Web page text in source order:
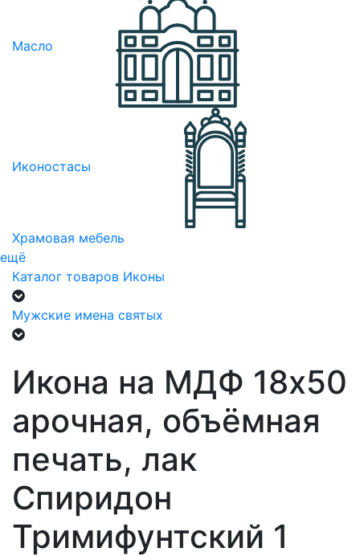
Масло
Иконостасы
Храмовая мебель
ещё
Каталог товаров Иконы
Мужские имена святых
Икона на МДФ 18х50
арочная, объёмная
печать, лак
Спиридон
Тримифунтский 1